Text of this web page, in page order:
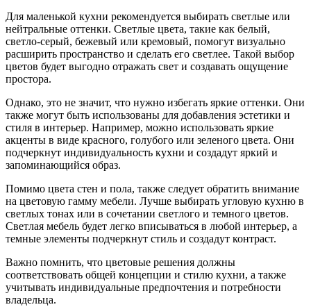
Для маленькой кухни рекомендуется выбирать светлые или
нейтральные оттенки. Светлые цвета, такие как белый,
светло-серый, бежевый или кремовый, помогут визуально
расширить пространство и сделать его светлее. Такой выбор
цветов будет выгодно отражать свет и создавать ощущение
простора.
Однако, это не значит, что нужно избегать яркие оттенки. Они
также могут быть использованы для добавления эстетики и
стиля в интерьер. Например, можно использовать яркие
акценты в виде красного, голубого или зеленого цвета. Они
подчеркнут индивидуальность кухни и создадут яркий и
запоминающийся образ.
Помимо цвета стен и пола, также следует обратить внимание
на цветовую гамму мебели. Лучше выбирать угловую кухню в
светлых тонах или в сочетании светлого и темного цветов.
Светлая мебель будет легко вписываться в любой интерьер, а
темные элементы подчеркнут стиль и создадут контраст.
Важно помнить, что цветовые решения должны
соответствовать общей концепции и стилю кухни, а также
учитывать индивидуальные предпочтения и потребности
владельца.